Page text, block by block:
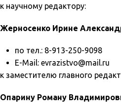
к научному редактору:
Жерносенко Ирине
по тел.: 8-913-250-9098
E-Mail: evrazistvo@mail.ru
к заместителю главного
Опарину Роману